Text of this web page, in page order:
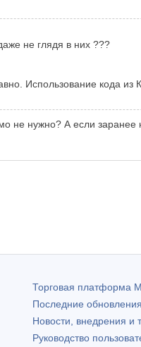
не глядя в них ???
Использование кода из
не нужно? А если
Торговая платформа
Последние обновления
Новости, внедрения и
Руководство